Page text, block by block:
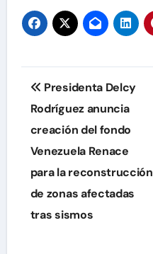
Navegación
de
entradas
Presidenta Delcy
Rodríguez anuncia
creación del fondo
Venezuela Renace
para la reconstrucción
de zonas afectadas
tras sismos